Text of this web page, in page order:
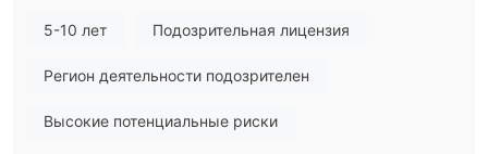
лицензии. Однако в ходе расследования мы выяснили, что
официальной, в то время как три другие являются
подозрительными клонами
5-10 лет Подозрительная лицензия
Регион деятельности подозрителен
Высокие потенциальные риски